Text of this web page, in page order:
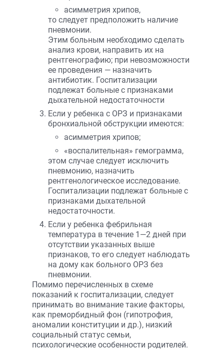
асимметрия хрипов,
то следует предположить наличие
пневмонии.
Этим больным необходимо сделать
анализ крови, направить их на
рентгенографию; при невозможности
ее проведения — назначить
антибиотик. Госпитализации
подлежат больные с признаками
дыхательной недостаточности
Если у ребенка с ОРЗ и признаками
бронхиальной обструкции имеются:
асимметрия хрипов;
«воспалительная» гемограмма,
этом случае cледует исключить
пневмонию, назначить
рентгенологическое исследование.
Госпитализации подлежат больные с
признаками дыхательной
недостаточности.
Если у ребенка фебрильная
температура в течение 1—2 дней при
отсутствии указанных выше
признаков, то его следует наблюдать
на дому как больного ОРЗ без
пневмонии.
Помимо перечисленных в схеме
показаний к госпитализации, следует
принимать во внимание такие факторы,
как преморбидный фон (гипотрофия,
аномалии конституции и др.), низкий
социальный статус семьи,
психологические особенности родителей.